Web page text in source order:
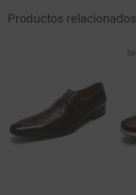
Productos relacionados